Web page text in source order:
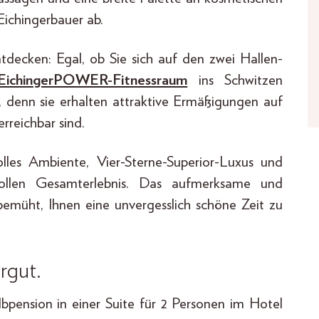
ab.
Egal, ob Sie sich auf den zwei Hallen-
Fitnessraum ins Schwitzen
denn sie erhalten attraktive Ermäßigungen auf
sind.
Ambiente, Vier-Sterne-Superior-Luxus und
Gesamterlebnis. Das aufmerksame und
Ihnen eine unvergesslich schöne Zeit zu
in einer Suite für 2 Personen im Hotel